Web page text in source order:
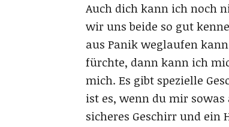
Auch dich kann ich noch
wir uns beide so gut
aus Panik weglaufen
fürchte, dann kann ich
mich. Es gibt spezielle
ist es, wenn du mir
sicheres Geschirr und ein